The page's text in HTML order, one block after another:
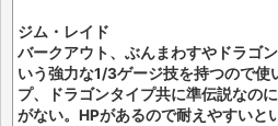
ジム・レイド
バークアウト、ぶんまわすやドラゴ
いう強力な1/3ゲージ技を持つので使
プ、ドラゴンタイプ共に準伝説なの
がない。HPがあるので耐えやすいと